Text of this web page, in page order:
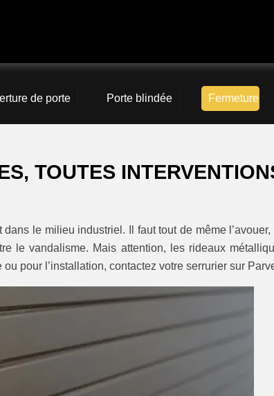
de porte Porte blindée Fermeture
TOUTES
le milieu industriel. Il faut tout de même l’avouer,
le vandalisme. Mais attention, les rideaux
pour l’installation, contactez votre serrurier sur